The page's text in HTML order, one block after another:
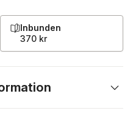
Inbunden
370 kr